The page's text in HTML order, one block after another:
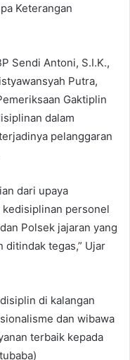
Keterangan
Sendi Antoni, S.I.K.,
Putra,
Gaktiplin
dalam
pelanggaran
dari upaya
personel
Polsek jajaran yang
ditindak tegas,” Ujar
di kalangan
dan wibawa
terbaik kepada